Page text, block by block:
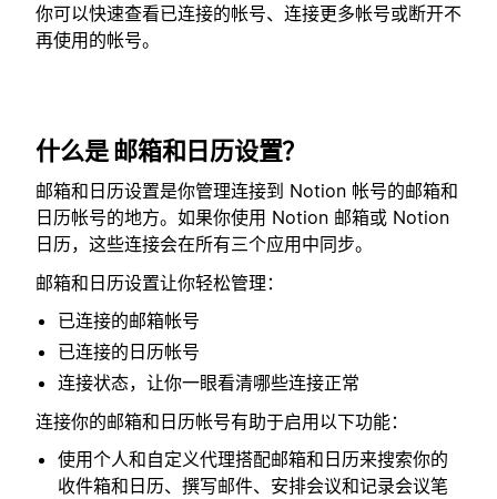
你可以快速查看已连接的帐号、连接更多帐号或断开不
再使用的帐号。
什么是邮箱和日历设置？
邮箱和日历设置是你管理连接到 Notion 帐号的邮箱和
日历帐号的地方。如果你使用 Notion 邮箱或 Notion
日历，这些连接会在所有三个应用中同步。
邮箱和日历设置让你轻松管理：
已连接的邮箱帐号
已连接的日历帐号
连接状态，让你一眼看清哪些连接正常
连接你的邮箱和日历帐号有助于启用以下功能：
使用个人和自定义代理搭配邮箱和日历来搜索你的
收件箱和日历、撰写邮件、安排会议和记录会议笔